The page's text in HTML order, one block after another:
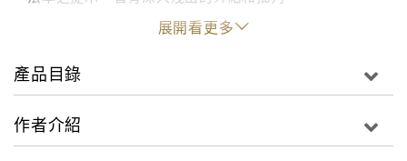
展開看更多
產品目錄
作者介紹